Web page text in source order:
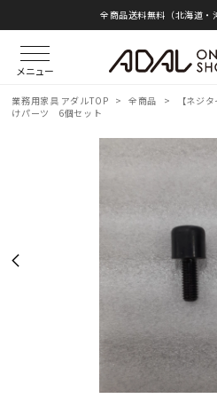
全商品送料無料（北海道・
メニュー
業務用家具 アダルTOP > 全商品 >
【ネジ
けパーツ 6個セット